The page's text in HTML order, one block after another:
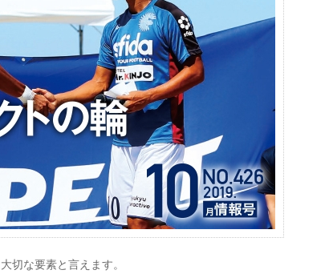
切な要素と言えます。